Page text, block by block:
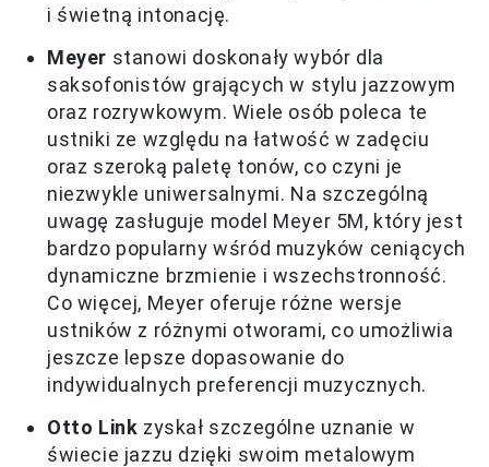
i świetną intonację.
Meyer stanowi doskonały wybór dla
saksofonistów grających w stylu jazzowym
oraz rozrywkowym. Wiele osób poleca te
ustniki ze względu na łatwość w zadęciu
oraz szeroką paletę tonów, co czyni je
niezwykle uniwersalnymi. Na szczególną
uwagę zasługuje model Meyer 5M, który jest
bardzo popularny wśród muzyków ceniących
dynamiczne brzmienie i wszechstronność.
Co więcej, Meyer oferuje różne wersje
ustników z różnymi otworami, co umożliwia
jeszcze lepsze dopasowanie do
indywidualnych preferencji muzycznych.
Otto Link zyskał szczególne uznanie w
świecie jazzu dzięki swoim metalowym